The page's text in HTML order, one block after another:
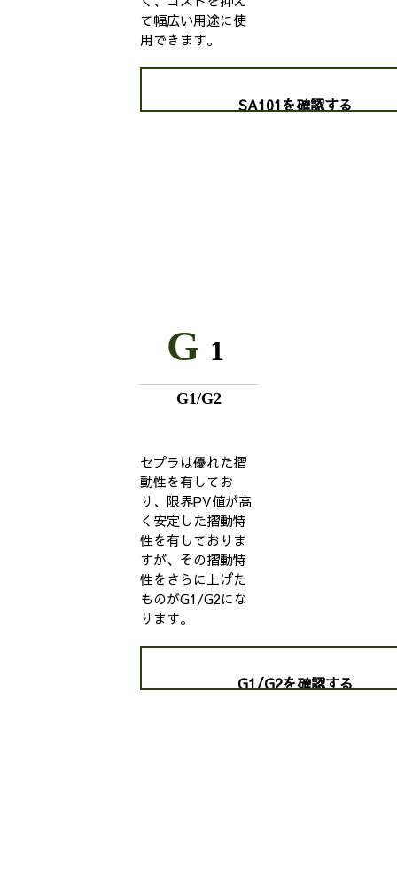
て幅広い用途に使
用できます。
SA101を確認する
G 1
G1/G2
セプラは優れた摺
動性を有してお
り、限界PV値が高
く安定した摺動特
性を有しておりま
すが、その摺動特
性をさらに上げた
ものがG1/G2にな
ります。
G1/G2を確認する